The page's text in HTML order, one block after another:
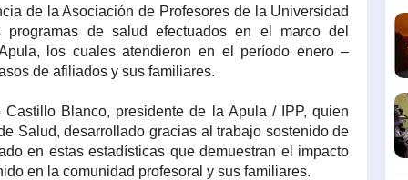
de la Asociación de Profesores de la Universidad
de salud efectuados en el marco del
los cuales atendieron en el período enero –
de afiliados y sus familiares.
Blanco, presidente de la Apula / IPP, quien
Salud, desarrollado gracias al trabajo sostenido de
en estas estadísticas que demuestran el impacto
en la comunidad profesoral y sus familiares.